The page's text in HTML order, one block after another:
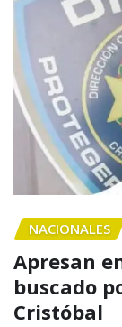
NACIONALES
Apresan
buscado
Cristóbal